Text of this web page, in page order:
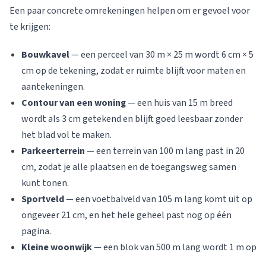
Een paar concrete omrekeningen helpen om er gevoel voor
te krijgen:
Bouwkavel— een perceel van 30 m × 25 m wordt 6 cm × 5
cm op de tekening, zodat er ruimte blijft voor maten en
aantekeningen.
Contour van een woning— een huis van 15 m breed
wordt als 3 cm getekend en blijft goed leesbaar zonder
het blad vol te maken.
Parkeerterrein— een terrein van 100 m lang past in 20
cm, zodat je alle plaatsen en de toegangsweg samen
kunt tonen.
Sportveld— een voetbalveld van 105 m lang komt uit op
ongeveer 21 cm, en het hele geheel past nog op één
pagina.
Kleine woonwijk— een blok van 500 m lang wordt 1 m op